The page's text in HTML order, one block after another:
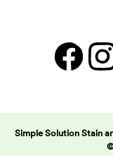
Simple Solution Stain